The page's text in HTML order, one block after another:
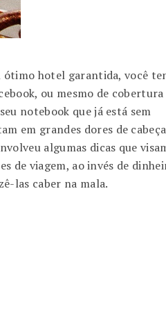
ótimo hotel garantida, você
ou mesmo de cobertura
notebook que já está sem
em grandes dores de
algumas dicas que
de viagem, ao invés de
las caber na mala.